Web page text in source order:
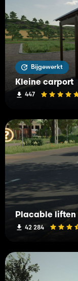
Bijgewerkt
Kleine carport
447
Placable liften
42 284